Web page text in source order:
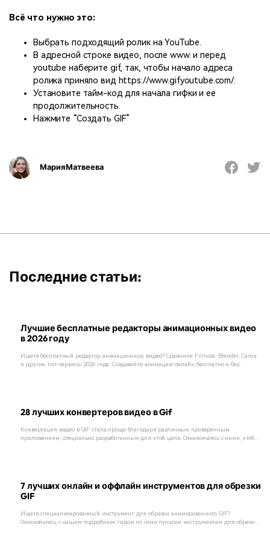
Всё что нужно это:
Выбрать подходящий ролик на YouTube.
В адресной строке видео, после www. и перед
youtube наберите gif, так, чтобы начало адреса
ролика приняло вид https://www.gifyoutube.com/.
Установите тайм-код для начала гифки и ее
продолжительность.
Нажмите “Создать GIF”
Мария Матвеева
Последние статьи:
Лучшие бесплатные редакторы анимационных видео
в 2026 году
Ищете бесплатный редактор анимационных видео? Сравнили Filmora, Blender, Canva
и другие топ-сервисы 2026 года. Создавайте анимацию онлайн бесплатно и без
28 лучших конвертеров видео в Gif
Конвертация видео в GIF стала проще благодаря различным проверенным
приложениям, специально разработанным для этой цели. Ознакомьтесь с ними, чтобы
7 лучших онлайн и оффлайн инструментов для обрезки
GIF
Ищете специализированный инструмент для обрезки анимированного GIF?
Ознакомьтесь с нашим подробным гидом по семи лучшим инструментам для обрезки